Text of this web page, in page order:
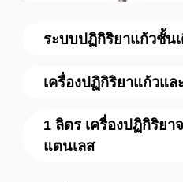
ระบบปฏิกิริยาแก้วชั้น
เครื่องปฏิกิริยาแก้วแล
1 ลิตร เครื่องปฏิกิริยา
แตนเลส